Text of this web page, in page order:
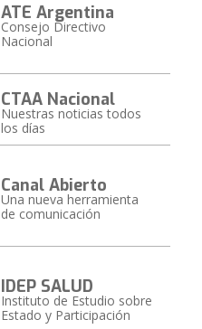
ATE Argentina
Consejo Directivo
Nacional
CTAA Nacional
Nuestras noticias todos
los días
Canal Abierto
Una nueva herramienta
de comunicación
IDEP SALUD
Instituto de Estudio sobre
Estado y Participación